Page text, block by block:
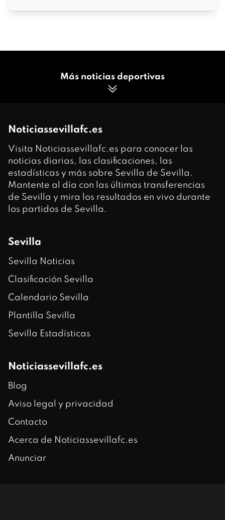
Más noticias deportivas
Noticiassevillafc.es
Visita Noticiassevillafc.es para conocer las
noticias diarias, las clasificaciones, las
estadísticas y más sobre Sevilla de Sevilla.
Mantente al día con las últimas transferencias
de Sevilla y mira los resultados en vivo durante
los partidos de Sevilla.
Sevilla
Sevilla Noticias
Clasificación Sevilla
Calendario Sevilla
Plantilla Sevilla
Sevilla Estadísticas
Noticiassevillafc.es
Blog
Aviso legal y privacidad
Contacto
Acerca de Noticiassevillafc.es
Anunciar